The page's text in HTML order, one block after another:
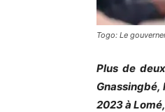
Togo: Le
Plus de
2023 à